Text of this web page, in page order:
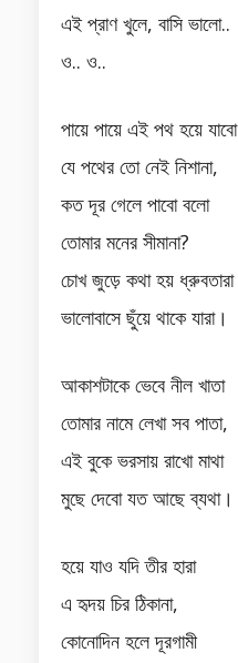
এই প্রাণ খুলে, বাসি ভালো..
ও.. ও..
পায়ে পায়ে এই পথ হয়ে যাবো
যে পথের তো নেই নিশানা,
কত দূর গেলে পাবো বলো
তোমার মনের সীমানা?
চোখ জুড়ে কথা হয় ধ্রুবতারা
ভালোবাসে ছুঁয়ে থাকে যারা।
আকাশটাকে ভেবে নীল খাতা
তোমার নামে লেখা সব পাতা,
এই বুকে ভরসায় রাখো মাথা
মুছে দেবো যত আছে ব্যথা।
হয়ে যাও যদি তীর হারা
এ হৃদয় চির ঠিকানা,
কোনোদিন হলে দূরগামী